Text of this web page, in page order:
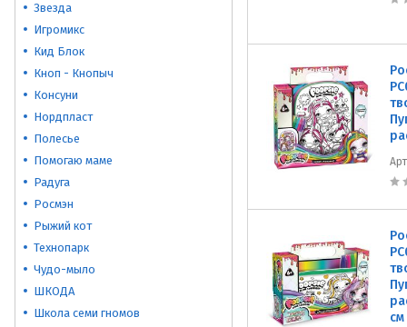
Звезда
Игромикс
Кид Блок
Кноп - Кнопыч
Консуни
Нордпласт
Полесье
Помогаю маме
Радуга
Росмэн
Рыжий кот
Технопарк
Чудо-мыло
ШКОДА
Школа семи гномов
см